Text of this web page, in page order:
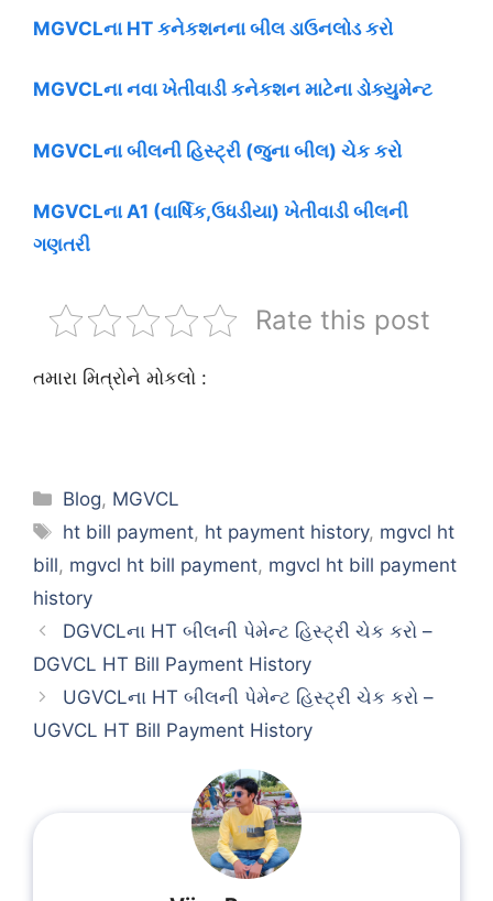
MGVCLના HT કનેકશનના બીલ ડાઉનલોડ કરો
MGVCLના નવા ખેતીવાડી કનેકશન માટેના ડોક્યુમેન્ટ
MGVCLના બીલની હિસ્ટ્રી (જુના બીલ) ચેક કરો
MGVCLના A1 (વાર્ષિક,ઉધડીયા) ખેતીવાડી બીલની
ગણતરી
Rate this post
તમારા મિત્રોને મોકલો :
Categories
Blog, MGVCL
Tags
ht bill payment, ht payment history, mgvcl ht
bill, mgvcl ht bill payment, mgvcl ht bill payment
history
DGVCLના HT બીલની પેમેન્ટ હિસ્ટ્રી ચેક કરો –
DGVCL HT Bill Payment History
UGVCLના HT બીલની પેમેન્ટ હિસ્ટ્રી ચેક કરો –
UGVCL HT Bill Payment History